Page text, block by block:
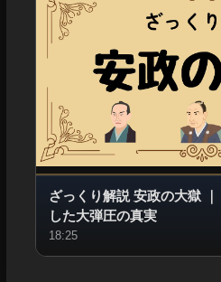
ざっくり解説 安政の大獄｜
した大弾圧の真実
18:25